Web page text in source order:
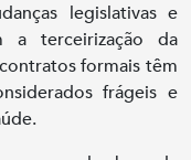
legislativas e
a terceirização da
formais têm
frágeis e